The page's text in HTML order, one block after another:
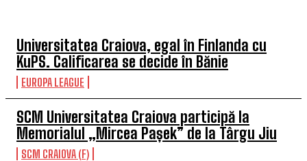
Universitatea Craiova, egal în Finlanda cu
KuPS. Calificarea se decide în Bănie
EUROPA LEAGUE
SCM Universitatea Craiova participă la
Memorialul „Mircea Pașek” de la Târgu Jiu
SCM CRAIOVA (F)